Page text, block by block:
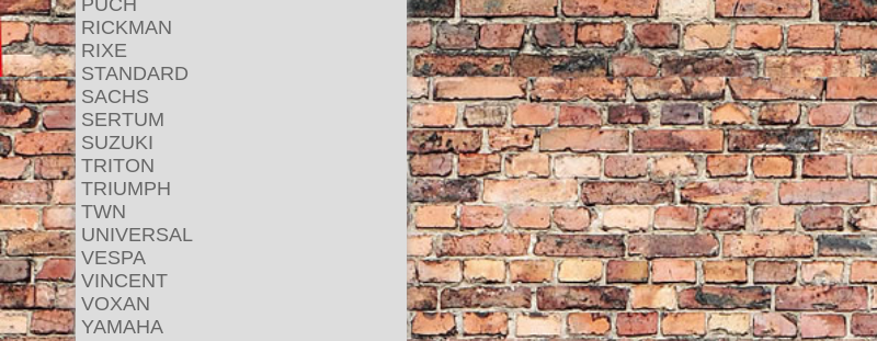
PUCH
RICKMAN
RIXE
STANDARD
SACHS
SERTUM
SUZUKI
TRITON
TRIUMPH
TWN
UNIVERSAL
VESPA
VINCENT
VOXAN
YAMAHA